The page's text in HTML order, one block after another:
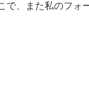
、また私のフォ